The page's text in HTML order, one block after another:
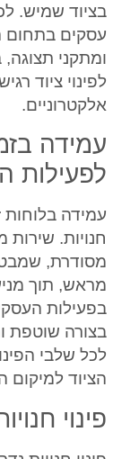
בציוד שמיש.
עסקים בתחום
ומתקני תצוגה,
לפינוי ציוד
אלקטרוניים.
עמידה
לפעילות
עמידה בלוחות
חנויות.
מסודרת,
מראש, תוך
בפעילות
בצורה שוטפת
לכל שלבי
הציוד למיקום
פינוי